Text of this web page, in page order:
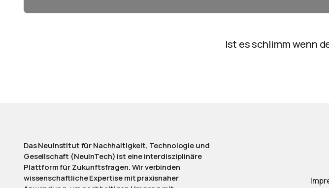
Ist es schlimm wenn
Das NeuInstitut für Nachhaltigkeit, Technologie und
Gesellschaft (NeuInTech) ist eine interdisziplinäre
Plattform für Zukunftsfragen. Wir verbinden
wissenschaftliche Expertise mit praxisnaher